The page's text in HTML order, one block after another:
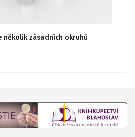
několik zásadních okruhů